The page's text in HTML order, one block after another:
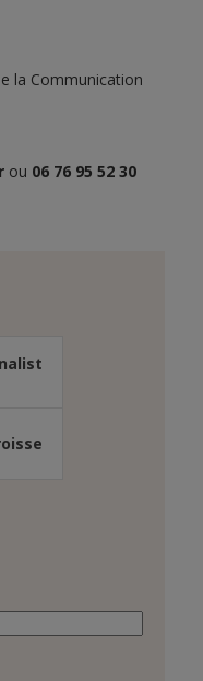
la Communication
ou 06 76 95 52 30